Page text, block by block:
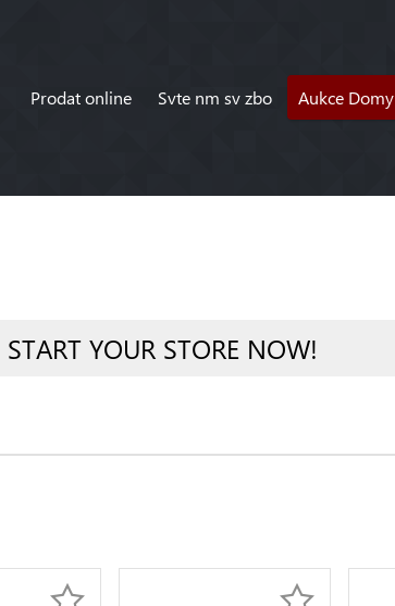
Prodat online Svte nm sv zbo Aukce Domy
YOUR STORE NOW!